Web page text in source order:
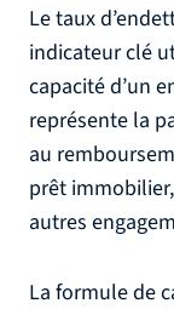
Le taux
indicateur clé
capacité d’un
représente la
au
prêt
autres
La formule de